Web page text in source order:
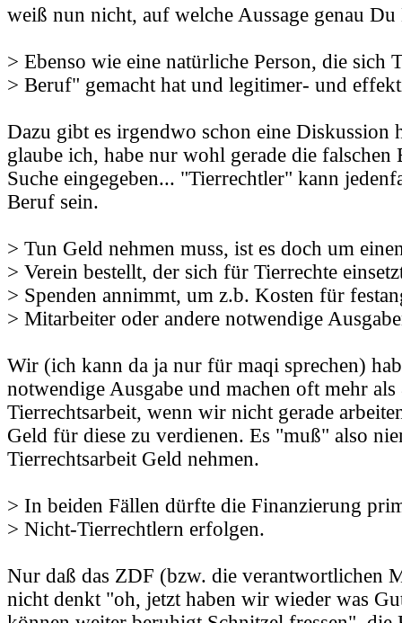
weiß nun nicht, auf welche Aussage genau Du
> Ebenso wie eine natürliche Person, die sich
> Beruf" gemacht hat und legitimer- und
Dazu gibt es irgendwo schon eine Diskussion
glaube ich, habe nur wohl gerade die
Suche eingegeben... "Tierrechtler" kann
Beruf sein.
> Tun Geld nehmen muss, ist es doch um
> Verein bestellt, der sich für Tierrechte
> Spenden annimmt, um z.b. Kosten für
> Mitarbeiter oder andere notwendige
Wir (ich kann da ja nur für maqi sprechen)
notwendige Ausgabe und machen oft mehr
Tierrechtsarbeit, wenn wir nicht gerade
Geld für diese zu verdienen. Es "muß" also
Tierrechtsarbeit Geld nehmen.
> In beiden Fällen dürfte die Finanzierung
> Nicht-Tierrechtlern erfolgen.
Nur daß das ZDF (bzw. die verantwortlichen
nicht denkt "oh, jetzt haben wir wieder was